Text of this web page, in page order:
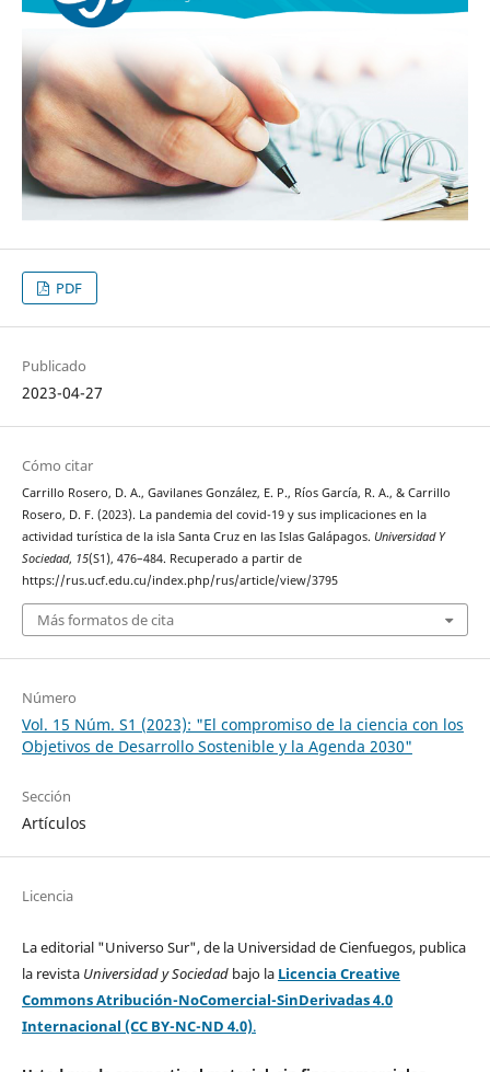
PDF
Publicado
2023-04-27
Cómo citar
Carrillo Rosero, D. A., Gavilanes González, E. P., Ríos García, R. A., & Carrillo
Rosero, D. F. (2023). La pandemia del covid-19 y sus implicaciones en la
actividad turística de la isla Santa Cruz en las Islas Galápagos. Universidad Y
Sociedad, 15(S1), 476–484. Recuperado a partir de
https://rus.ucf.edu.cu/index.php/rus/article/view/3795
Más formatos de cita
Número
Vol. 15 Núm. S1 (2023): "El compromiso de la ciencia con los
Objetivos de Desarrollo Sostenible y la Agenda 2030"
Sección
Artículos
Licencia
La editorial "Universo Sur", de la Universidad de Cienfuegos, publica
la revista Universidad y Sociedad bajo la Licencia Creative
Commons Atribución-NoComercial-SinDerivadas 4.0
Internacional (CC BY-NC-ND 4.0).